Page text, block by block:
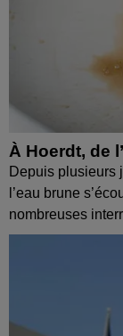
À Hoerdt, de
Depuis plusieurs
l’eau brune
nombreuses